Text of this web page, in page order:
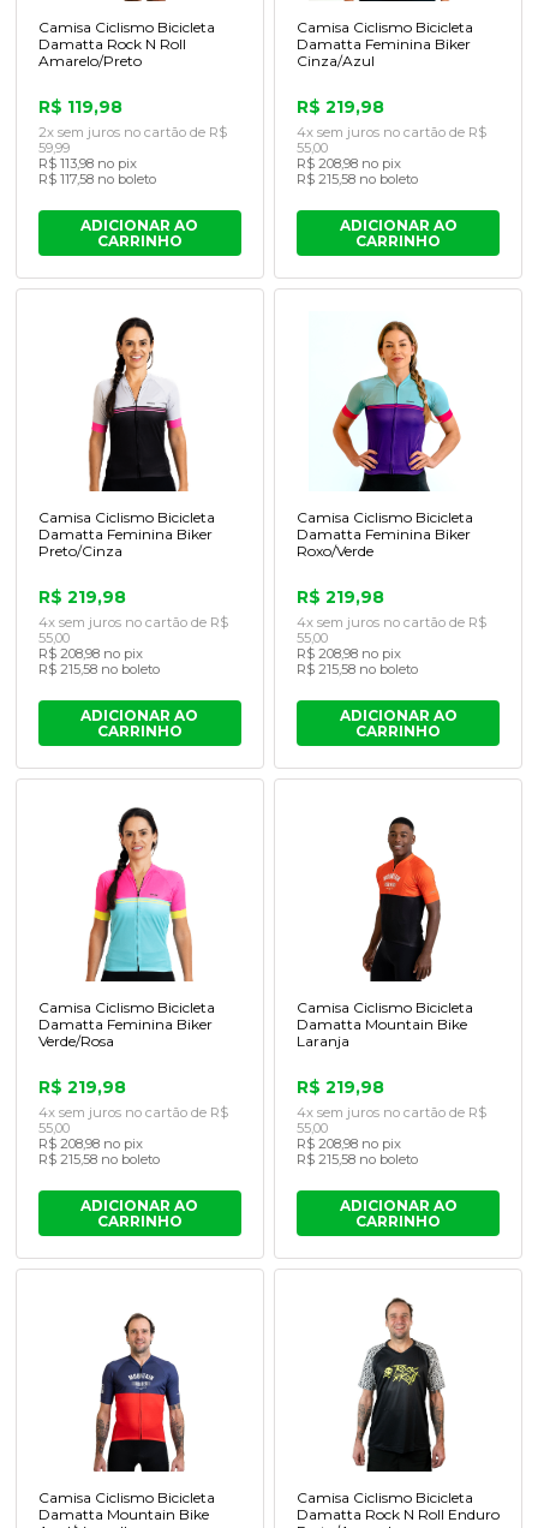
Camisa Ciclismo Bicicleta
Damatta Rock N Roll
Amarelo/Preto
R$ 119,98
2x sem juros no cartão de R$
59,99
R$ 113,98 no pix
R$ 117,58 no boleto
ADICIONAR AO
CARRINHO
Camisa Ciclismo Bicicleta
Damatta Feminina Biker
Cinza/Azul
R$ 219,98
4x sem juros no cartão de R$
55,00
R$ 208,98 no pix
R$ 215,58 no boleto
ADICIONAR AO
CARRINHO
Camisa Ciclismo Bicicleta
Damatta Feminina Biker
Preto/Cinza
R$ 219,98
4x sem juros no cartão de R$
55,00
R$ 208,98 no pix
R$ 215,58 no boleto
ADICIONAR AO
CARRINHO
Camisa Ciclismo Bicicleta
Damatta Feminina Biker
Roxo/Verde
R$ 219,98
4x sem juros no cartão de R$
55,00
R$ 208,98 no pix
R$ 215,58 no boleto
ADICIONAR AO
CARRINHO
Camisa Ciclismo Bicicleta
Damatta Feminina Biker
Verde/Rosa
R$ 219,98
4x sem juros no cartão de R$
55,00
R$ 208,98 no pix
R$ 215,58 no boleto
ADICIONAR AO
CARRINHO
Camisa Ciclismo Bicicleta
Damatta Mountain Bike
Laranja
R$ 219,98
4x sem juros no cartão de R$
55,00
R$ 208,98 no pix
R$ 215,58 no boleto
ADICIONAR AO
CARRINHO
Camisa Ciclismo Bicicleta
Damatta Mountain Bike
Camisa Ciclismo Bicicleta
Damatta Rock N Roll Enduro